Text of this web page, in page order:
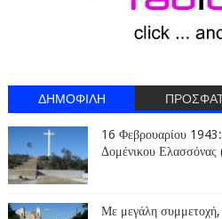
ΔΗΜΟΦΙΛΗ
16 Φεβρουαρίου
Δομένικου Ελασσόνας
Με μεγάλη συμμετοχή,